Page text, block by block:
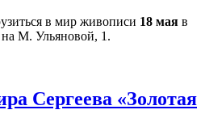
в мир живописи 18 мая в
на М. Ульяновой, 1.
Сергеева «Золотая